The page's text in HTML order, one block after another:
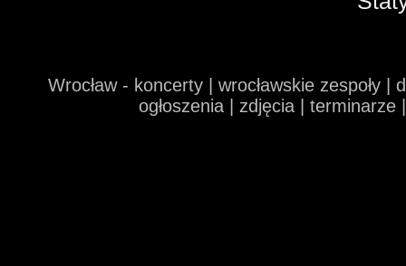
Wrocław - koncerty | wrocławskie zespoły
ogłoszenia | zdjęcia |